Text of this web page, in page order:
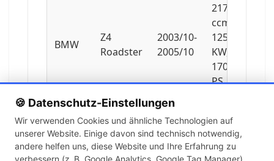
🍪 Datenschutz-Einstellungen
Wir verwenden Cookies und ähnliche Technologien auf
unserer Website. Einige davon sind technisch notwendig,
andere helfen uns, diese Website und Ihre Erfahrung zu
verbessern (z. B. Google Analytics, Google Tag Manager).
BMW
Z4
Roadster
2003/10-
2005/10
2171
ccm,
125
KW,
170
PS
BMW
Z4
Roadster
2005/09-
2009/02
ccm,
155
KW,